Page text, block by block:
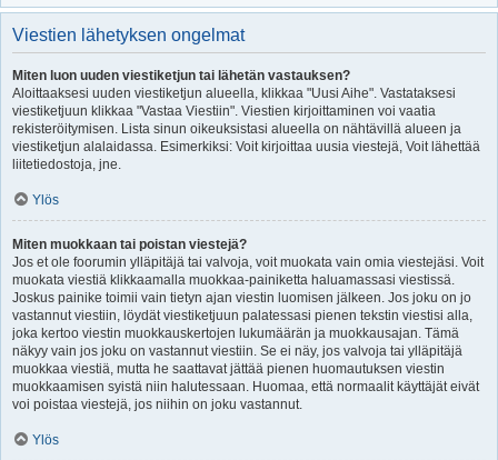
Viestien lähetyksen ongelmat
Miten luon uuden viestiketjun tai lähetän vastauksen?
Aloittaaksesi uuden viestiketjun alueella, klikkaa "Uusi Aihe". Vastataksesi
viestiketjuun klikkaa "Vastaa Viestiin". Viestien kirjoittaminen voi vaatia
rekisteröitymisen. Lista sinun oikeuksistasi alueella on nähtävillä alueen ja
viestiketjun alalaidassa. Esimerkiksi: Voit kirjoittaa uusia viestejä, Voit lähettää
liitetiedostoja, jne.
Ylös
Miten muokkaan tai poistan viestejä?
Jos et ole foorumin ylläpitäjä tai valvoja, voit muokata vain omia viestejäsi. Voit
muokata viestiä klikkaamalla muokkaa-painiketta haluamassasi viestissä.
Joskus painike toimii vain tietyn ajan viestin luomisen jälkeen. Jos joku on jo
vastannut viestiin, löydät viestiketjuun palatessasi pienen tekstin viestisi alla,
joka kertoo viestin muokkauskertojen lukumäärän ja muokkausajan. Tämä
näkyy vain jos joku on vastannut viestiin. Se ei näy, jos valvoja tai ylläpitäjä
muokkaa viestiä, mutta he saattavat jättää pienen huomautuksen viestin
muokkaamisen syistä niin halutessaan. Huomaa, että normaalit käyttäjät eivät
voi poistaa viestejä, jos niihin on joku vastannut.
Ylös